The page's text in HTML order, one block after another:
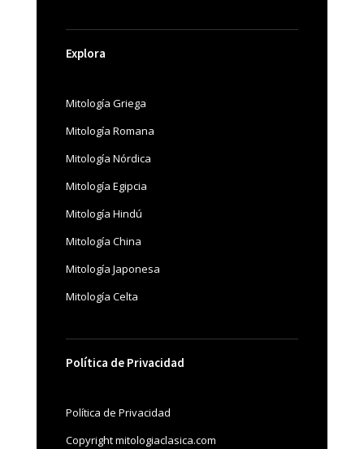
Explora
Mitología Griega
Mitología Romana
Mitología Nórdica
Mitología Egipcia
Mitología Hindú
Mitología China
Mitología Japonesa
Mitología Celta
Política de Privacidad
Política de Privacidad
Copyright mitologiaclasica.com